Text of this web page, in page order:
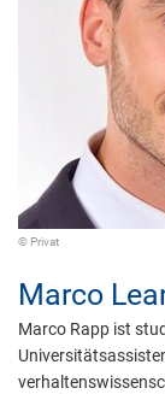
© Privat
Marco
Marco Rapp ist